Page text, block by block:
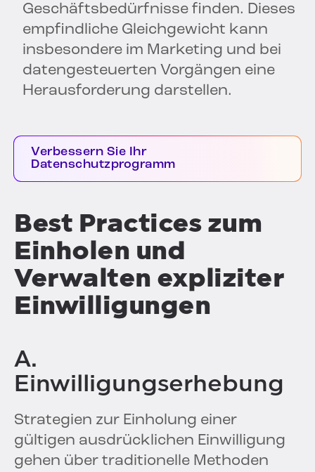
Geschäftsbedürfnisse finden. Dieses
empfindliche Gleichgewicht kann
insbesondere im Marketing und bei
datengesteuerten Vorgängen eine
Herausforderung darstellen.
Verbessern Sie Ihr
Datenschutzprogramm
Best Practices zum
Einholen und
Verwalten expliziter
Einwilligungen
A.
Einwilligungserhebung
Strategien zur Einholung einer
gültigen ausdrücklichen Einwilligung
gehen über traditionelle Methoden